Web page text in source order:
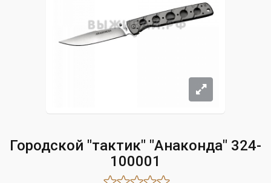
Городской "тактик" "Анаконда" 324-
100001